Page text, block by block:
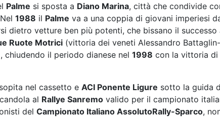
Palme si sposta a Diano Marina, città che condivide
1988 il Palme va a una coppia di giovani imperiesi
dietro vetture ben più potenti, che bissano il successo
Ruote Motrici (vittoria dei veneti Alessandro
chiudendo il periodo dianese nel 1998 con la vittoria di
nel cassetto e ACI Ponente Ligure sotto la guida
al Rallye Sanremo valido per il campionato
del Campionato Italiano AssolutoRally-Sparco,